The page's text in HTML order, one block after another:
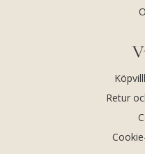
Retur